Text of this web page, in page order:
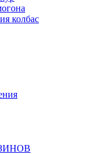
колбас